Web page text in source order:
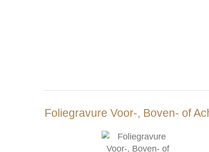
Foliegravure Voor-, Boven- of